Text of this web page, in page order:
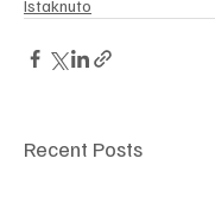
Istaknuto
Recent Posts